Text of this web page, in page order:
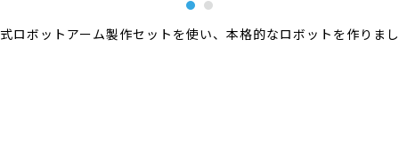
ロボットアーム製作セットを使い、本格的なロボットを作りま